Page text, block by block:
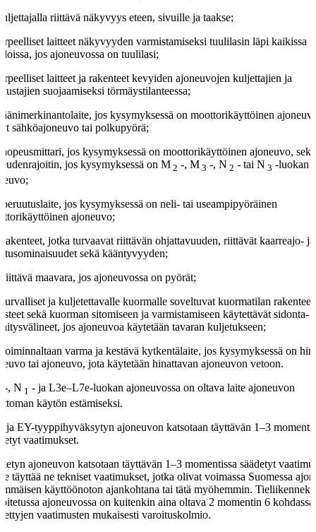
riittävä näkyvyys eteen, sivuille ja taakse;
laitteet näkyvyyden varmistamiseksi tuulilasin läpi kaikissa
jos ajoneuvossa on tuulilasi;
laitteet ja rakenteet kevyiden ajoneuvojen kuljettajien ja
suojaamiseksi törmäystilanteessa;
jos kysymyksessä on moottorikäyttöinen
sähköajoneuvo tai polkupyörä;
nopeusmittari, jos kysymyksessä on moottorikäyttöinen ajoneuvo, sekä
jos kysymyksessä on M 2 -, M 3 -, N 2 - tai N 3 -luokan
jos kysymyksessä on neli- tai useampipyöräinen
ajoneuvo;
jotka turvaavat riittävän ohjattavuuden, riittävät kaarreajo- ja
sekä kääntyvyyden;
maavara, jos ajoneuvossa on pyörät;
ja kuljetettavalle kuormalle soveltuvat kuormatilan rakenteet
sekä kuorman sitomiseen ja varmistamiseen käytettävät sidonta-
jos ajoneuvoa käytetään tavaran kuljetukseen;
varma ja kestävä kytkentälaite, jos kysymyksessä on
tai ajoneuvo, jota käytetään hinattavan ajoneuvon vetoon.
-, N 1 - ja L3e–L7e-luokan ajoneuvossa on oltava laite ajoneuvon
käytön estämiseksi.
ja EY-tyyppihyväksytyn ajoneuvon katsotaan täyttävän 1–3
vaatimukset.
ajoneuvon katsotaan täyttävän 1–3 momentissa säädetyt
täyttää ne tekniset vaatimukset, jotka olivat voimassa Suomessa
käyttöönoton ajankohtana tai tätä myöhemmin.
ajoneuvossa on kuitenkin aina oltava 2 momentin 6 kohdassa
vaatimusten mukaisesti varoituskolmio.